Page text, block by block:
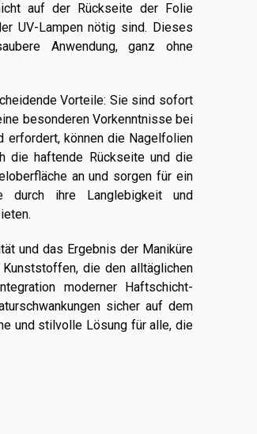
auf der Rückseite der Folie
UV-Lampen nötig sind. Dieses
Anwendung, ganz ohne
Vorteile: Sie sind sofort
besonderen Vorkenntnisse bei
erfordert, können die Nagelfolien
die haftende Rückseite und die
an und sorgen für ein
durch ihre Langlebigkeit und
und das Ergebnis der Maniküre
die den alltäglichen
moderner Haftschicht-
sicher auf dem
und stilvolle Lösung für alle, die